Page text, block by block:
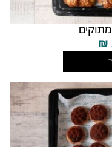
₪